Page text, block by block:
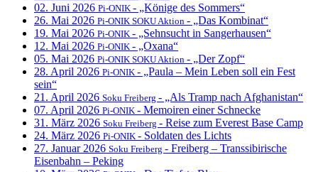
02. Juni 2026 Pi-ONIK - „Könige des Sommers“
26. Mai 2026 Pi-ONIK SOKU Aktion - „Das Kombinat“
19. Mai 2026 Pi-ONIK - „Sehnsucht in Sangerhausen“
12. Mai 2026 Pi-ONIK - „Oxana“
05. Mai 2026 Pi-ONIK SOKU Aktion - „Der Zopf“
28. April 2026 Pi-ONIK - „Paula – Mein Leben soll ein Fest
sein“
21. April 2026 Soku Freiberg - „Als Tramp nach Afghanistan“
07. April 2026 Pi-ONIK - Memoiren einer Schnecke
31. März 2026 Soku Freiberg - Reise zum Everest Base Camp
24. März 2026 Pi-ONIK - Soldaten des Lichts
27. Januar 2026 Soku Freiberg - Freiberg – Transsibirische
Eisenbahn – Peking